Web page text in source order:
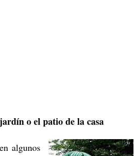
o el patio de la casa
algunos